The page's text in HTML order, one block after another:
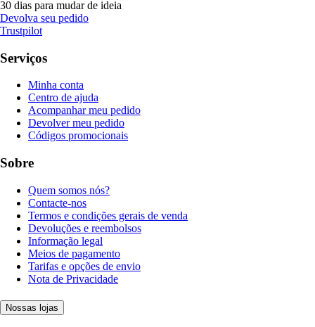
30 dias para mudar de ideia
Devolva seu pedido
Trustpilot
Serviços
Minha conta
Centro de ajuda
Acompanhar meu pedido
Devolver meu pedido
Códigos promocionais
Sobre
Quem somos nós?
Contacte-nos
Termos e condições gerais de venda
Devoluções e reembolsos
Informação legal
Meios de pagamento
Tarifas e opções de envio
Nota de Privacidade
Nossas lojas